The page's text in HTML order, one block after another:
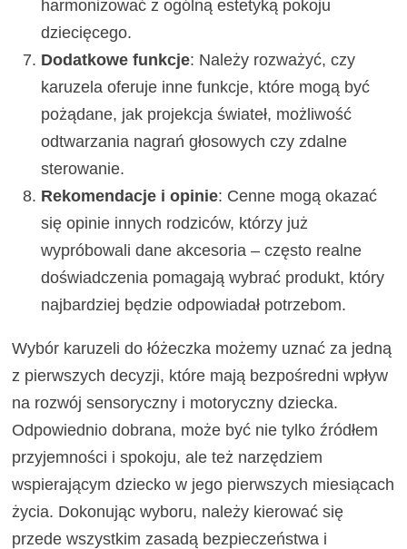
harmonizować z ogólną estetyką pokoju
dziecięcego.
Dodatkowe funkcje: Należy rozważyć, czy
karuzela oferuje inne funkcje, które mogą być
pożądane, jak projekcja świateł, możliwość
odtwarzania nagrań głosowych czy zdalne
sterowanie.
Rekomendacje i opinie: Cenne mogą okazać
się opinie innych rodziców, którzy już
wypróbowali dane akcesoria – często realne
doświadczenia pomagają wybrać produkt, który
najbardziej będzie odpowiadał potrzebom.
Wybór karuzeli do łóżeczka możemy uznać za jedną
z pierwszych decyzji, które mają bezpośredni wpływ
na rozwój sensoryczny i motoryczny dziecka.
Odpowiednio dobrana, może być nie tylko źródłem
przyjemności i spokoju, ale też narzędziem
wspierającym dziecko w jego pierwszych miesiącach
życia. Dokonując wyboru, należy kierować się
przede wszystkim zasadą bezpieczeństwa i